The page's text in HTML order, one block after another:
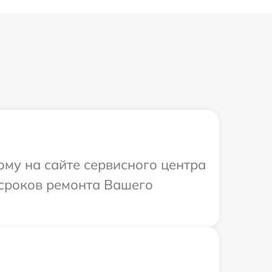
на сайте сервисного центра
ремонта Вашего